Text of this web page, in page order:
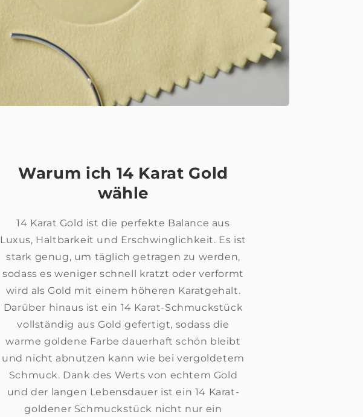
Warum ich 14 Karat Gold
wähle
14 Karat Gold ist die perfekte Balance aus
Luxus, Haltbarkeit und Erschwinglichkeit. Es ist
stark genug, um täglich getragen zu werden,
sodass es weniger schnell kratzt oder verformt
wird als Gold mit einem höheren Karatgehalt.
Darüber hinaus ist ein 14 Karat-Schmuckstück
vollständig aus Gold gefertigt, sodass die
warme goldene Farbe dauerhaft schön bleibt
und nicht abnutzen kann wie bei vergoldetem
Schmuck. Dank des Werts von echtem Gold
und der langen Lebensdauer ist ein 14 Karat-
goldener Schmuckstück nicht nur ein